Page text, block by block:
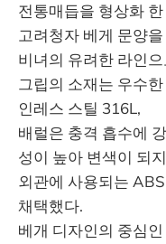
전통매듭을 형상화 한
고려청자 베게 문양
비녀의 유려한 라인
그립의 소재는 우수
인레스 스틸 316L,
배럴은 충격 흡수에
성이 높아 변색이 되
외관에 사용되는
채택했다.
베개 디자인의 중심